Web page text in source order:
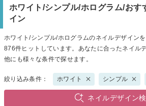
ホワイト/シンプル/ホログラム/おす
イン
ホワイト/シンプル/ホログラムのネイルデザイン
876件ヒットしています。あなたに合ったネイル
他にも様々な条件で探せます。
絞り込み条件： ホワイト シンプル
ネイルデザイン